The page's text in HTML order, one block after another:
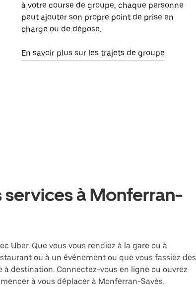
à votre course de groupe, chaque personne
peut ajouter son propre point de prise en
charge ou de dépose.
En savoir plus sur les trajets de groupe
à Monferran-
Uber. Que vous vous rendiez à la gare ou à
ou à un événement ou que vous fassiez des
destination. Connectez-vous en ligne ou ouvrez
à vous déplacer à Monferran-Savès.